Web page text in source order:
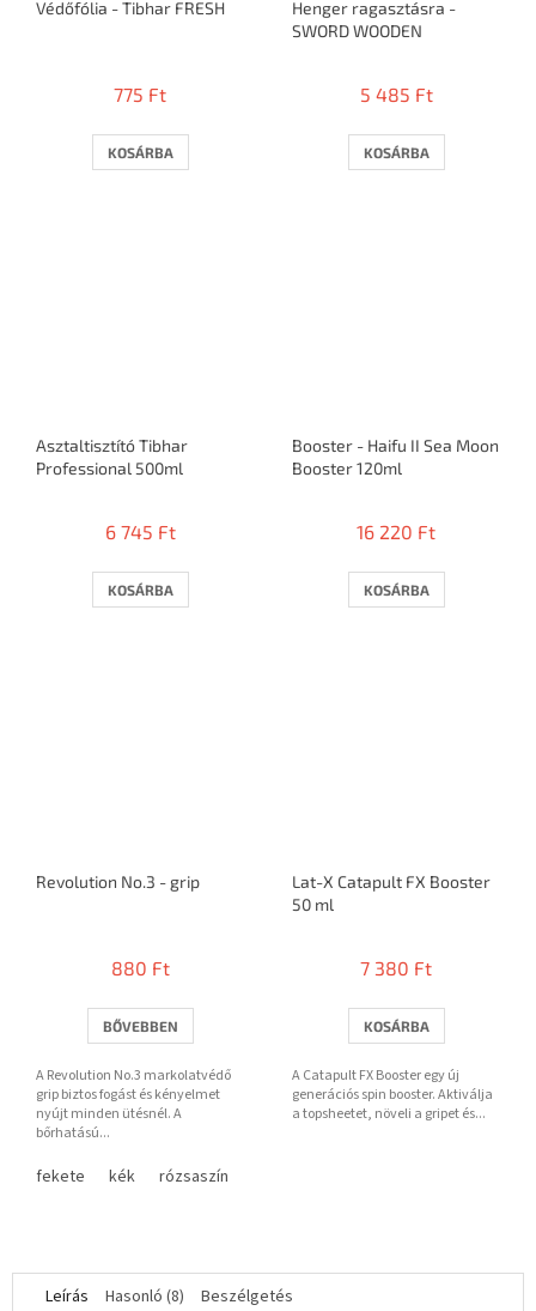
Védőfólia - Tibhar FRESH
775 Ft
KOSÁRBA
Henger ragasztásra -
SWORD WOODEN
5 485 Ft
KOSÁRBA
Asztaltisztító Tibhar
Professional 500ml
6 745 Ft
KOSÁRBA
Booster - Haifu II Sea Moon
Booster 120ml
16 220 Ft
KOSÁRBA
Revolution No.3 - grip
880 Ft
BŐVEBBEN
A Revolution No.3 markolatvédő
grip biztos fogást és kényelmet
nyújt minden ütésnél. A
bőrhatású...
fekete kék rózsaszín
Lat-X Catapult FX Booster
50 ml
7 380 Ft
KOSÁRBA
A Catapult FX Booster egy új
generációs spin booster. Aktiválja
a topsheetet, növeli a gripet és...
Leírás Hasonló (8) Beszélgetés